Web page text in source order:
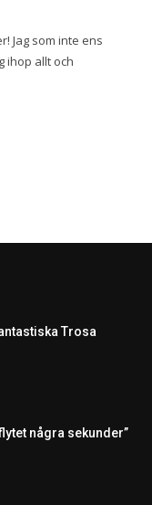
Jag som inte ens
ihop allt och
Trosa
några sekunder”